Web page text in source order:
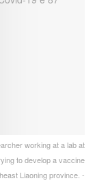
working at a lab at
to develop a vaccine
Liaoning province. -